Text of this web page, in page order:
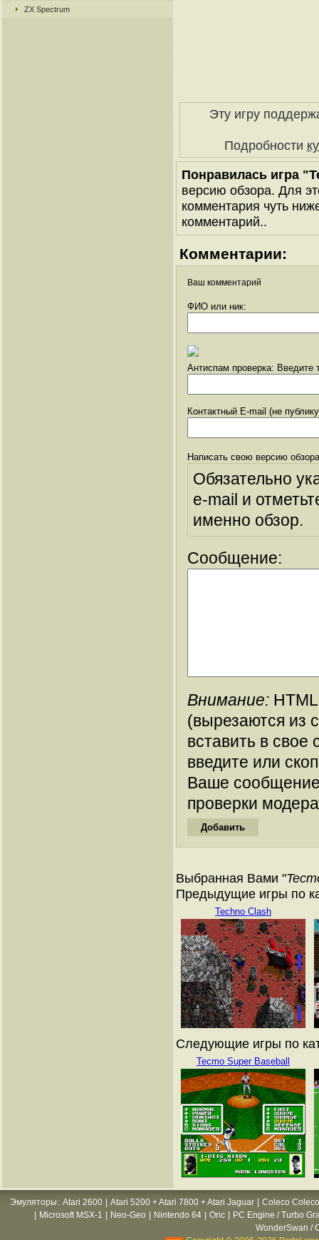
ZX Spectrum
Эту игру
Подробности
Понравилась игра
версию обзора. Для
комментария чуть
комментарий..
Комментарии:
Ваш комментарий
ФИО или ник:
Антиспам проверка: Введите
Контактный E-mail (не
Написать свою версию
Обязательно
e-mail и
именно обзор.
Сообщение:
Внимание:
(вырезаются из
вставить в
введите или
Ваше
проверки
Выбранная Вами "
Предыдущие игры по
Techno Clash
Следующие игры по
Tecmo Super Baseball
Эмуляторы : Atari 2600 Atari 5200 + Atari 7800 + Atari Jaguar
Coleco
Microsoft MSX-1 Neo-Geo Nintendo 64 Oric
PC Engine / Turbo
WonderSwan /